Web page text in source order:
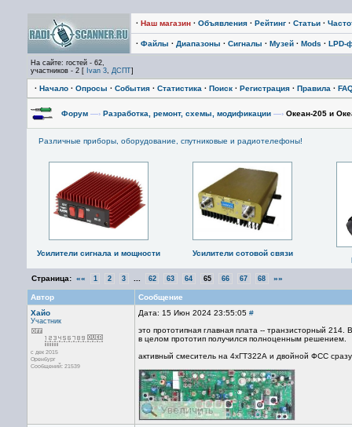
· Наш магазин · Объявления · Рейтинг · Статьи ·
· Файлы · Диапазоны · Сигналы · Музей · Mods · LPD-
На сайте: гостей - 62,
участников - 2 [ Ivan 3, ДСПТ]
· Начало · Опросы · События · Статистика · Поиск · Регистрация · Правила ·
Форум —› Разработка, ремонт, схемы, модификации —› Океан-205 и
Различные приборы, оборудование, спутниковые и радиотелефоны!
Усилители сигнала и мощности
Усилители сотовой связи
Страница: «« 1 2 3 62 63 64 65 66 67 68 »»
Автор
Сообщение
Хайо
Участник
с дек 2015
Оренбург
Сообщений: 21539
Дата: 15 Июн 2024 23:55:05 #
это прототипная главная плата -- транзисторный
в целом прототип получился полноценным решением.
активный смеситель на 4хГТ322А и двойной ФСС